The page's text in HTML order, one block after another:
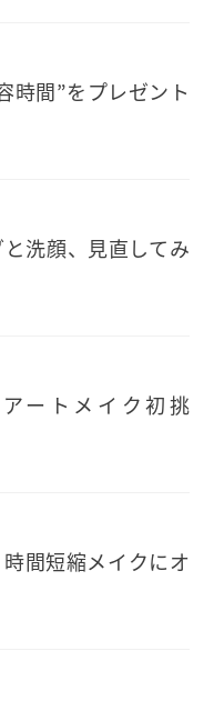
時間”をプレゼント
洗顔、見直してみ
ートメイク初挑
間短縮メイクにオ